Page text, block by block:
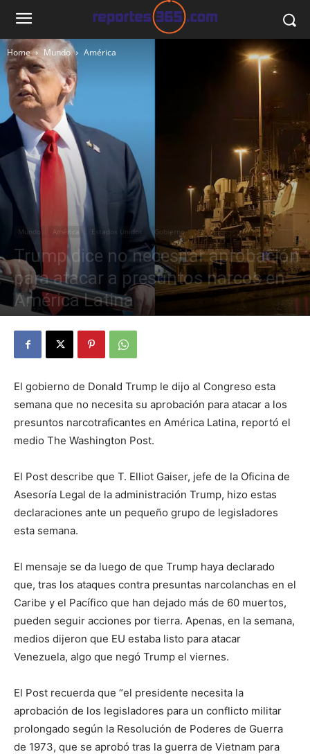
Home Mundo América
Mundo América Estados Unidos Gobierno
Trump dice no necesitar aprobación
para atacar a presuntos narcos en
América Latina
El gobierno de Donald Trump le dijo al Congreso esta
semana que no necesita su aprobación para atacar a los
presuntos narcotraficantes en América Latina, reportó el
medio The Washington Post.
El Post describe que T. Elliot Gaiser, jefe de la Oficina de
Asesoría Legal de la administración Trump, hizo estas
declaraciones ante un pequeño grupo de legisladores
esta semana.
El mensaje se da luego de que Trump haya declarado
que, tras los ataques contra presuntas narcolanchas en el
Caribe y el Pacífico que han dejado más de 60 muertos,
pueden seguir acciones por tierra. Apenas, en la semana,
medios dijeron que EU estaba listo para atacar
Venezuela, algo que negó Trump el viernes.
El Post recuerda que “el presidente necesita la
aprobación de los legisladores para un conflicto militar
prolongado según la Resolución de Poderes de Guerra
de 1973, que se aprobó tras la guerra de Vietnam para